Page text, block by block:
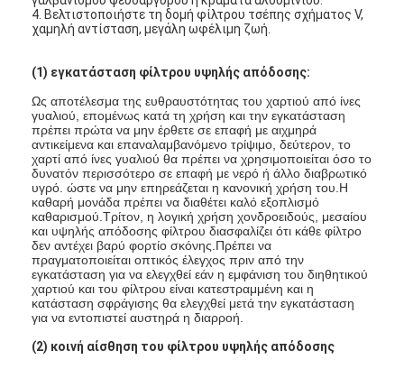
Σχετικά με εμάς
Έλεγχος ποιότητας
Επικοινωνήστε μαζί μας
Ειδήσεις
Μιλήστε τώρα.
Φίλτρο αέρα που κατασκευάζει τη μηχανή
4. Βελτιστοποιήστε τη δομή φίλτρου τσέπης σχήματος V,
χαμηλή αντίσταση, μεγάλη ωφέλιμη ζωή.
(1) εγκατάσταση φίλτρου υψηλής απόδοσης:
Ως αποτέλεσμα της ευθραυστότητας του χαρτιού από ίνες
γυαλιού, επομένως κατά τη χρήση και την εγκατάσταση
πρέπει πρώτα να μην έρθετε σε επαφή με αιχμηρά
αντικείμενα και επαναλαμβανόμενο τρίψιμο, δεύτερον, το
χαρτί από ίνες γυαλιού θα πρέπει να χρησιμοποιείται όσο το
δυνατόν περισσότερο σε επαφή με νερό ή άλλο διαβρωτικό
υγρό. ώστε να μην επηρεάζεται η κανονική χρήση του.Η
καθαρή μονάδα πρέπει να διαθέτει καλό εξοπλισμό
καθαρισμού.Τρίτον, η λογική χρήση χονδροειδούς, μεσαίου
και υψηλής απόδοσης φίλτρου διασφαλίζει ότι κάθε φίλτρο
δεν αντέχει βαρύ φορτίο σκόνης.Πρέπει να
πραγματοποιείται οπτικός έλεγχος πριν από την
εγκατάσταση για να ελεγχθεί εάν η εμφάνιση του διηθητικού
χαρτιού και του φίλτρου είναι κατεστραμμένη και η
κατάσταση σφράγισης θα ελεγχθεί μετά την εγκατάσταση
για να εντοπιστεί αυστηρά η διαρροή.
(2) κοινή αίσθηση του φίλτρου υψηλής απόδοσης